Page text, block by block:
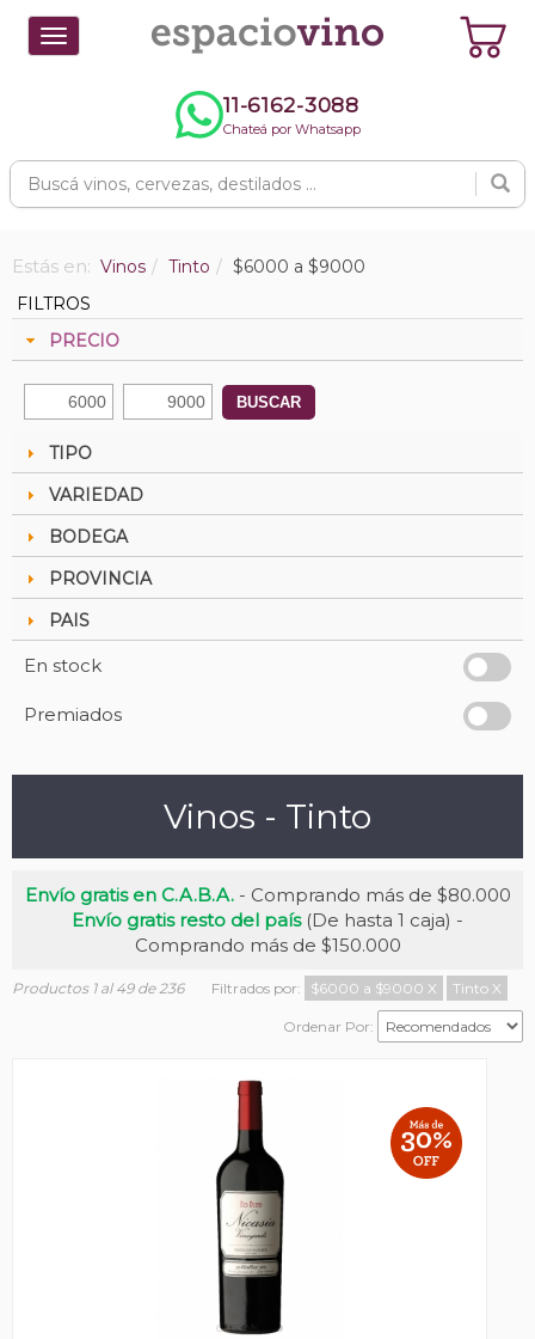
Toggle
navigation
11-6162-3088
Chateá por Whatsapp
Estás en: Vinos Tinto
$6000 a $9000
FILTROS
PRECIO
BUSCAR
TIPO
VARIEDAD
BODEGA
PROVINCIA
PAIS
En stock
Premiados
Vinos - Tinto
Envío gratis en C.A.B.A.- Comprando más de $80.000
Envío gratis resto del país(De hasta 1 caja) -
Comprando más de $150.000
Productos 1 al 49 de 236 Filtrados por: $6000 a $9000 X Tinto X
Ordenar Por: